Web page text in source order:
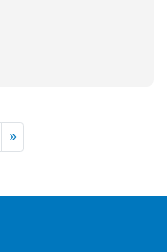
suivante
Dernière page
»